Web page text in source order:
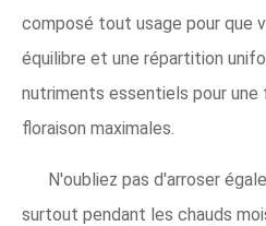
composé tout usage pour que
équilibre et une répartition
nutriments essentiels pour
floraison maximales.
N'oubliez pas d'arroser
surtout pendant les chauds